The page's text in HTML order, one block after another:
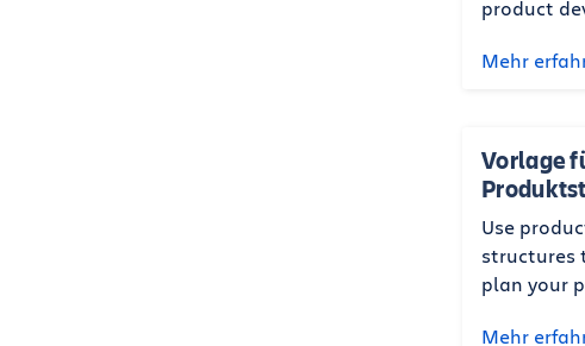
product
Mehr
Vorlage
Use
structures
plan your
Mehr